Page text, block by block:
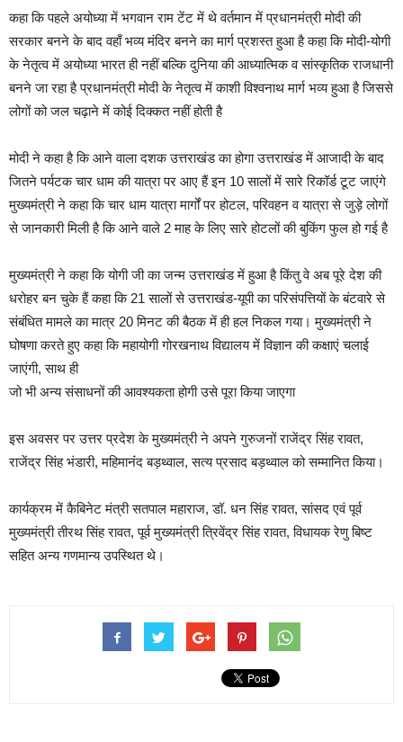
कहा कि पहले अयोध्या में भगवान राम टेंट में थे वर्तमान में प्रधानमंत्री मोदी की
सरकार बनने के बाद वहाँ भव्य मंदिर बनने का मार्ग प्रशस्त हुआ है कहा कि मोदी-योगी
के नेतृत्व में अयोध्या भारत ही नहीं बल्कि दुनिया की आध्यात्मिक व सांस्कृतिक राजधानी
बनने जा रहा है प्रधानमंत्री मोदी के नेतृत्व में काशी विश्वनाथ मार्ग भव्य हुआ है जिससे
लोगों को जल चढ़ाने में कोई दिक्कत नहीं होती है
मोदी ने कहा है कि आने वाला दशक उत्तराखंड का होगा उत्तराखंड में आजादी के बाद
जितने पर्यटक चार धाम की यात्रा पर आए हैं इन 10 सालों में सारे रिकॉर्ड टूट जाएंगे
मुख्यमंत्री ने कहा कि चार धाम यात्रा मार्गों पर होटल, परिवहन व यात्रा से जुड़े लोगों
से जानकारी मिली है कि आने वाले 2 माह के लिए सारे होटलों की बुकिंग फुल हो गई है
मुख्यमंत्री ने कहा कि योगी जी का जन्म उत्तराखंड में हुआ है किंतु वे अब पूरे देश की
धरोहर बन चुके हैं कहा कि 21 सालों से उत्तराखंड-यूपी का परिसंपत्तियों के बंटवारे से
संबंधित मामले का मात्र 20 मिनट की बैठक में ही हल निकल गया। मुख्यमंत्री ने
घोषणा करते हुए कहा कि महायोगी गोरखनाथ विद्यालय में विज्ञान की कक्षाएं चलाई
जाएंगी, साथ ही
जो भी अन्य संसाधनों की आवश्यकता होगी उसे पूरा किया जाएगा
इस अवसर पर उत्तर प्रदेश के मुख्यमंत्री ने अपने गुरुजनों राजेंद्र सिंह रावत,
राजेंद्र सिंह भंडारी, महिमानंंद बड़थ्वाल, सत्य प्रसाद बड़थ्वाल को सम्मानित किया।
कार्यक्रम में कैबिनेट मंत्री सतपाल महाराज, डॉ. धन सिंह रावत, सांसद एवं पूर्व
मुख्यमंत्री तीरथ सिंह रावत, पूर्व मुख्यमंत्री त्रिवेंद्र सिंह रावत, विधायक रेणु बिष्ट
सहित अन्य गणमान्य उपस्थित थे।